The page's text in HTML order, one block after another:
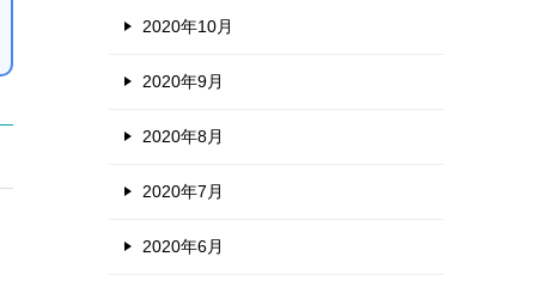
2020年10月
2020年9月
2020年8月
2020年7月
2020年6月